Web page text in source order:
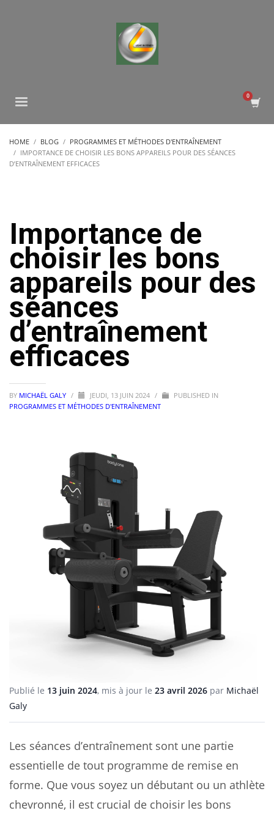
HOME BLOG
PROGRAMMES ET MÉTHODES D'ENTRAÎNEMENT
IMPORTANCE DE CHOISIR LES BONS APPAREILS POUR DES SÉANCES
D’ENTRAÎNEMENT EFFICACES
Importance de
choisir les bons
appareils pour des
séances
d’entraînement
efficaces
BY MICHAËL GALY / JEUDI, 13 JUIN 2024 /
PUBLISHED IN
PROGRAMMES ET MÉTHODES D'ENTRAÎNEMENT
Publié le 13 juin 2024, mis à jour le 23 avril 2026 par Michaël
Galy
Les séances d’entraînement sont une partie
essentielle de tout programme de remise en
forme. Que vous soyez un débutant ou un athlète
chevronné, il est crucial de choisir les bons